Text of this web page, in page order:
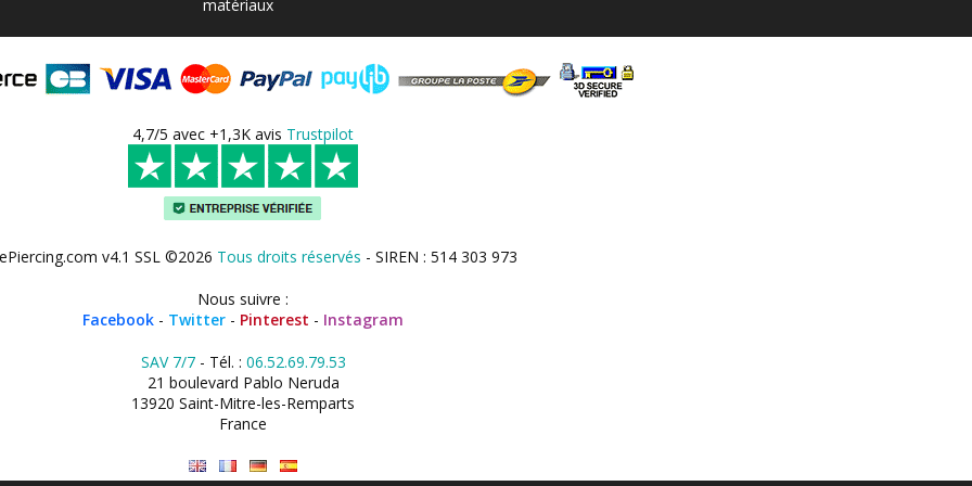
matériaux
4,7/5 avec +1,3K avis Trustpilot
v4.1 SSL ©2026 Tous droits réservés - SIREN : 514 303 973
Nous suivre :
Facebook - Twitter - Pinterest - Instagram
SAV 7/7- Tél. : 06.52.69.79.53
21 boulevard Pablo Neruda
13920 Saint-Mitre-les-Remparts
France